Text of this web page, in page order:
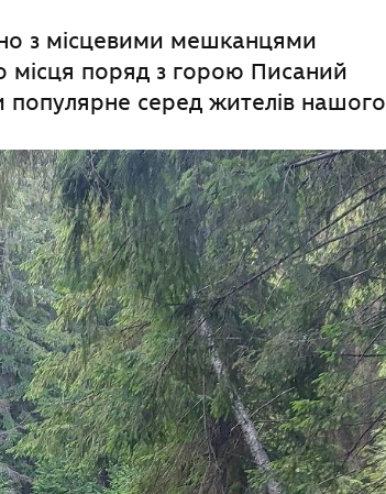
з місцевими мешканцями
місця поряд з горою Писаний
популярне серед жителів нашого